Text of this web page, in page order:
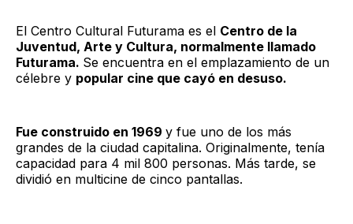
El Centro Cultural Futurama es el Centro de la
Juventud, Arte y Cultura, normalmente llamado
Futurama. Se encuentra en el emplazamiento de un
célebre y popular cine que cayó en desuso.
Fue construido en 1969 y fue uno de los más
grandes de la ciudad capitalina. Originalmente, tenía
capacidad para 4 mil 800 personas. Más tarde, se
dividió en multicine de cinco pantallas.